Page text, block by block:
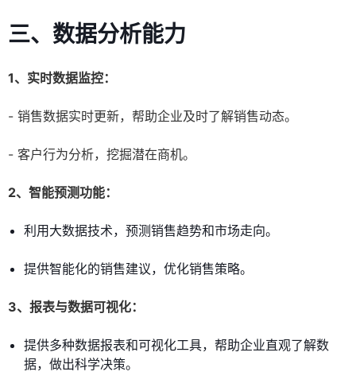
三、数据分析能力
1、实时数据监控：
- 销售数据实时更新，帮助企业及时了解销售动态。
- 客户行为分析，挖掘潜在商机。
2、智能预测功能：
利用大数据技术，预测销售趋势和市场走向。
提供智能化的销售建议，优化销售策略。
3、报表与数据可视化：
提供多种数据报表和可视化工具，帮助企业直观了解数
据，做出科学决策。